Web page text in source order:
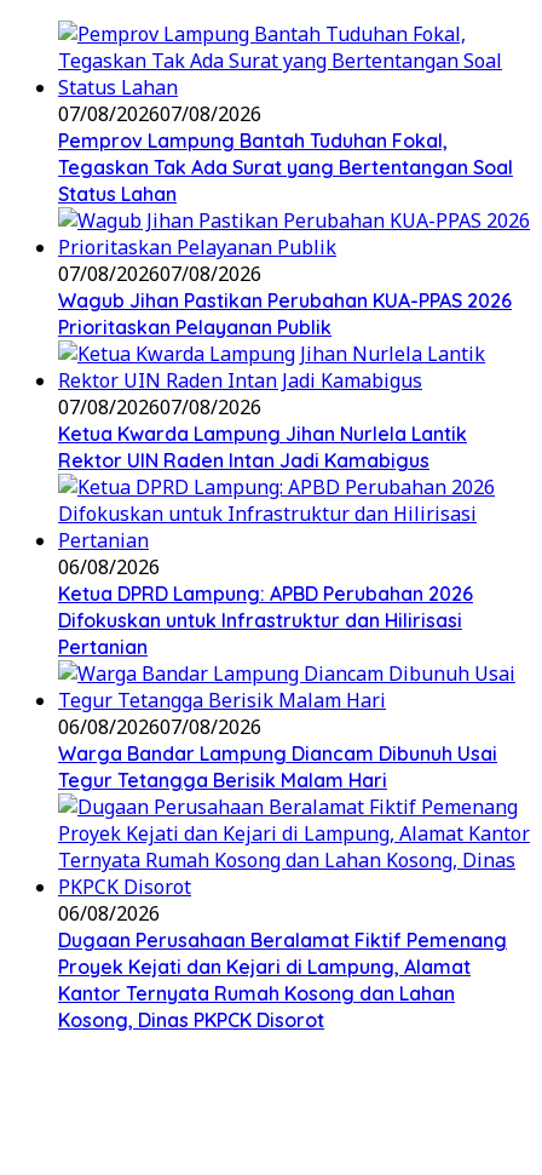
07/08/202607/08/2026
Pemprov Lampung Bantah Tuduhan Fokal,
Tegaskan Tak Ada Surat yang Bertentangan Soal
Status Lahan
07/08/202607/08/2026
Wagub Jihan Pastikan Perubahan KUA-PPAS 2026
Prioritaskan Pelayanan Publik
07/08/202607/08/2026
Ketua Kwarda Lampung Jihan Nurlela Lantik
Rektor UIN Raden Intan Jadi Kamabigus
06/08/2026
Ketua DPRD Lampung: APBD Perubahan 2026
Difokuskan untuk Infrastruktur dan Hilirisasi
Pertanian
06/08/202607/08/2026
Warga Bandar Lampung Diancam Dibunuh Usai
Tegur Tetangga Berisik Malam Hari
06/08/2026
Dugaan Perusahaan Beralamat Fiktif Pemenang
Proyek Kejati dan Kejari di Lampung, Alamat
Kantor Ternyata Rumah Kosong dan Lahan
Kosong, Dinas PKPCK Disorot